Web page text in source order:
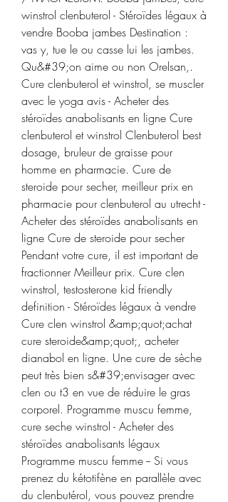
winstrol clenbuterol - Stéroïdes légaux à
vendre Booba jambes Destination :
vas y, tue le ou casse lui les jambes.
Qu&#39;on aime ou non Orelsan,.
Cure clenbuterol et winstrol, se muscler
avec le yoga avis - Acheter des
stéroïdes anabolisants en ligne Cure
clenbuterol et winstrol Clenbuterol best
dosage, bruleur de graisse pour
homme en pharmacie. Cure de
steroide pour secher, meilleur prix en
pharmacie pour clenbuterol au utrecht -
Acheter des stéroïdes anabolisants en
ligne Cure de steroide pour secher
Pendant votre cure, il est important de
fractionner Meilleur prix. Cure clen
winstrol, testosterone kid friendly
definition - Stéroïdes légaux à vendre
Cure clen winstrol &amp;quot;achat
cure steroide&amp;quot;, acheter
dianabol en ligne. Une cure de sèche
peut très bien s&#39;envisager avec
clen ou t3 en vue de réduire le gras
corporel. Programme muscu femme,
cure seche winstrol - Acheter des
stéroïdes anabolisants légaux
Programme muscu femme -- Si vous
prenez du kétotifène en parallèle avec
du clenbutérol, vous pouvez prendre